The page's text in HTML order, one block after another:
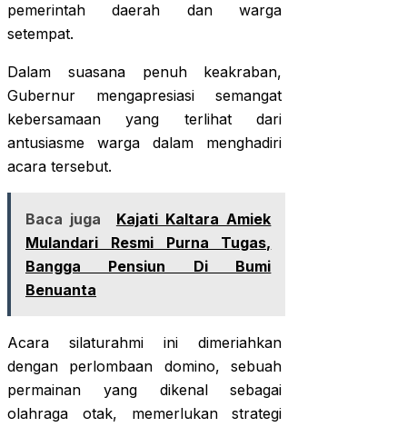
pemerintah daerah dan warga
setempat.
Dalam suasana penuh keakraban,
Gubernur mengapresiasi semangat
kebersamaan yang terlihat dari
antusiasme warga dalam menghadiri
acara tersebut.
Baca juga
Kajati Kaltara Amiek
Mulandari Resmi Purna Tugas,
Bangga Pensiun Di Bumi
Benuanta
Acara silaturahmi ini dimeriahkan
dengan perlombaan domino, sebuah
permainan yang dikenal sebagai
olahraga otak, memerlukan strategi